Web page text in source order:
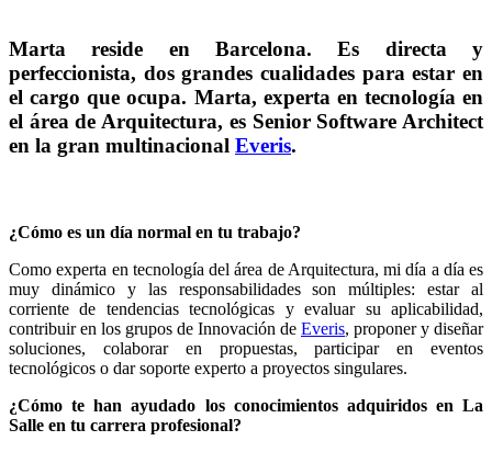
Marta reside en Barcelona. Es directa y
perfeccionista, dos grandes cualidades para estar en
el cargo que ocupa. Marta, experta en tecnología en
el área de Arquitectura, es Senior Software Architect
en la gran multinacional Everis.
¿Cómo es un día normal en tu trabajo?
Como experta en tecnología del área de Arquitectura, mi día a día es
muy dinámico y las responsabilidades son múltiples: estar al
corriente de tendencias tecnológicas y evaluar su aplicabilidad,
contribuir en los grupos de Innovación de Everis, proponer y diseñar
soluciones, colaborar en propuestas, participar en eventos
tecnológicos o dar soporte experto a proyectos singulares.
¿Cómo te han ayudado los conocimientos adquiridos en La
Salle en tu carrera profesional?